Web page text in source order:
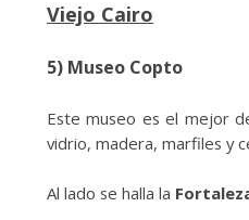
Viejo Cairo
5) Museo Copto
Este museo es el mejor
vidrio, madera, marfiles y
Al lado se halla la